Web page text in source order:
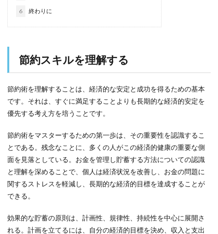
6 終わりに
節約スキルを理解する
節約術を理解することは、経済的な安定と成功を得るための基本
です。それは、すぐに満足することよりも長期的な経済的安定を
優先する考え方を培うことです。
節約術をマスターするための第一歩は、その重要性を認識するこ
とである。残念なことに、多くの人がこの経済的健康の重要な側
面を見落としている。お金を管理し貯蓄する方法についての認識
と理解を深めることで、個人は経済状況を改善し、お金の問題に
関するストレスを軽減し、長期的な経済的目標を達成することが
できる。
効果的な貯蓄の原則は、計画性、規律性、持続性を中心に展開さ
れる。計画を立てるには、自分の経済的目標を決め、収入と支出